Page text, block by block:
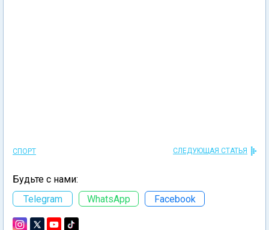
СПОРТ СЛЕДУЮЩАЯ СТАТЬЯ
Будьте с нами:
Telegram
WhatsApp Facebook